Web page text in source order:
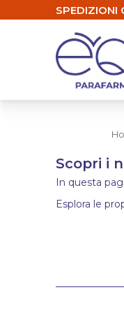
SPEDIZIONI
Scopri i
In questa
Esplora le